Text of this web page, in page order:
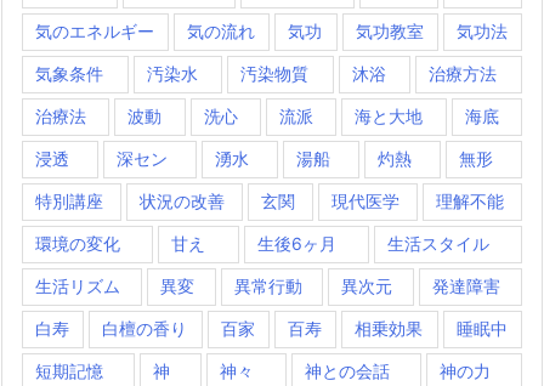
気のエネルギー 気の流れ 気功 気功教室 気功法
気象条件 汚染水 汚染物質 沐浴 治療方法
治療法 波動 洗心 流派 海と大地 海底
浸透 深セン 湧水 湯船 灼熱 無形
特別講座 状況の改善 玄関 現代医学 理解不能
環境の変化 甘え 生後6ヶ月 生活スタイル
生活リズム 異変 異常行動 異次元 発達障害
白寿 白檀の香り 百家 百寿 相乗効果 睡眠中
短期記憶 神 神々 神との会話 神の力